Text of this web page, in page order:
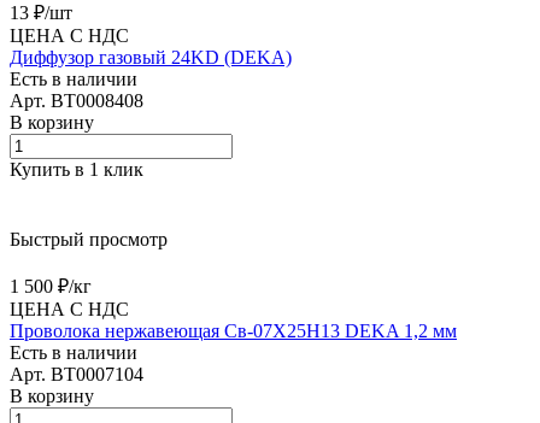
13 ₽/шт
ЦЕНА С НДС
Диффузор газовый 24KD (DEKA)
Есть в наличии
Арт. BT0008408
В корзину
Купить в 1 клик
Быстрый просмотр
1 500 ₽/кг
ЦЕНА С НДС
Проволока нержавеющая Св-07Х25Н13 DEKA 1,2 мм
Есть в наличии
Арт. BT0007104
В корзину